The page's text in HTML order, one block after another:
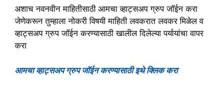
अशाच नवनवीन माहितीसाठी आमचा व्हाट्सअप ग्रुप जॉईन करा
जेणेकरून तुम्हाला नोकरी विषयी माहिती लवकरात लवकर मिळेल व
व्हाट्सअप ग्रुप जॉईन करण्यासाठी खालील दिलेल्या पर्यायांचा वापर
करा
आमचा व्हाट्सअप ग्रुप जॉईन करण्यासाठी इथे क्लिक करा